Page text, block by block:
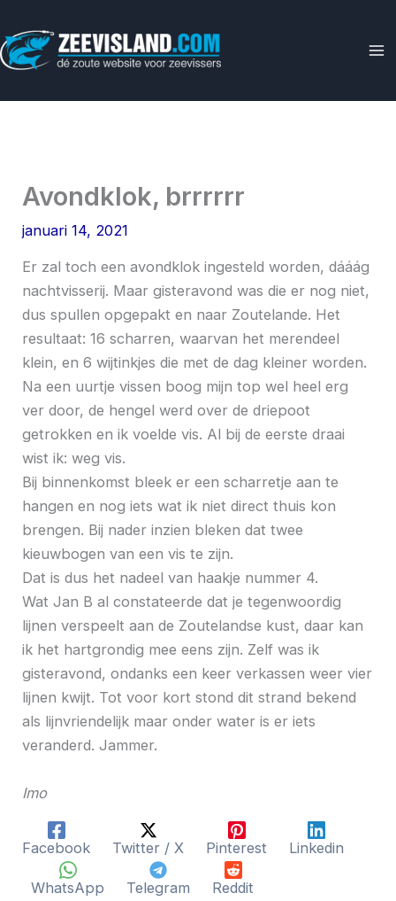
naar
de
Avondklok, brrrrrr
januari 14, 2021
Er zal toch een avondklok ingesteld worden, dááág
nachtvisserij. Maar gisteravond was die er nog niet,
dus spullen opgepakt en naar Zoutelande. Het
resultaat: 16 scharren, waarvan het merendeel
klein, en 6 wijtinkjes die met de dag kleiner worden.
Na een uurtje vissen boog mijn top wel heel erg
ver door, de hengel werd over de driepoot
getrokken en ik voelde vis. Al bij de eerste draai
wist ik: weg vis.
Bij binnenkomst bleek er een scharretje aan te
hangen en nog iets wat ik niet direct thuis kon
brengen. Bij nader inzien bleken dat twee
kieuwbogen van een vis te zijn.
Dat is dus het nadeel van haakje nummer 4.
Wat Jan B al constateerde dat je tegenwoordig
lijnen verspeelt aan de Zoutelandse kust, daar kan
ik het hartgrondig mee eens zijn. Zelf was ik
gisteravond, ondanks een keer verkassen weer vier
lijnen kwijt. Tot voor kort stond dit strand bekend
als lijnvriendelijk maar onder water is er iets
veranderd. Jammer.
Imo
Facebook Twitter / X Pinterest Linkedin
WhatsApp Telegram Reddit